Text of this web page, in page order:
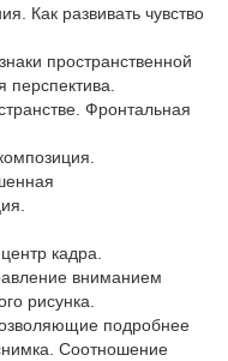
Как развивать чувство
пространственной
Фронтальная
кадра.
вниманием
рисунка.
подробнее
Соотношение